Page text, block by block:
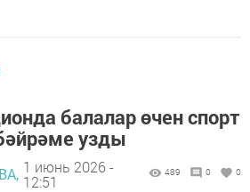
балалар өчен спорт
узды
1 июнь 2026 -
12:51
489 0 0